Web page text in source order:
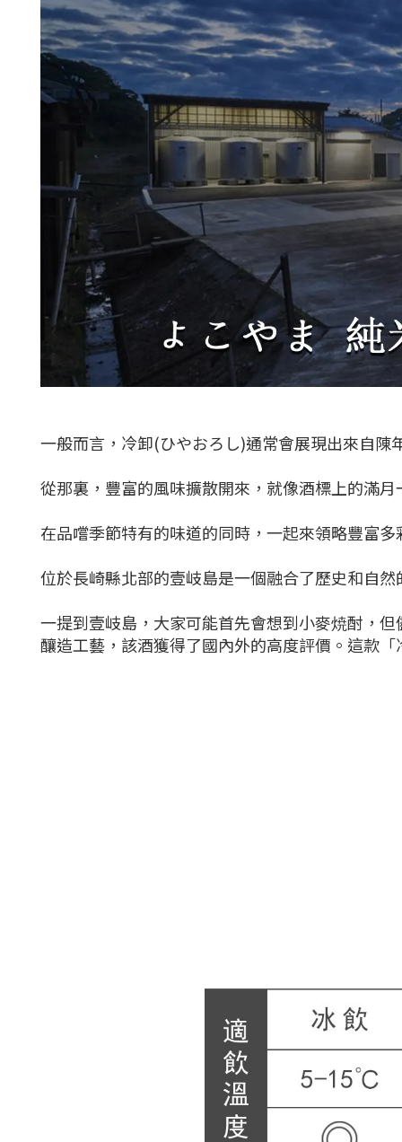
一般而言，冷卸(ひやおろし)通常會展現出來自
從那裏，豐富的風味擴散開來，就像酒標上的滿
在品嚐季節特有的味道的同時，一起來領略豐富
位於長崎縣北部的壹岐島是一個融合了歷史和自
一提到壹岐島，大家可能首先會想到小麥焼酎，
釀造工藝，該酒獲得了國內外的高度評價。這款